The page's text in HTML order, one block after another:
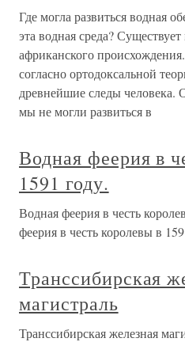
Где могла развиться водная
эта водная среда?
африканского
согласно ортодоксальной
древнейшие следы человека.
мы не могли развиться в
Водная феерия в
1591 году.
Водная феерия в честь
феерия в честь королевы в
Транссибирская
магистраль
Транссибирская железная